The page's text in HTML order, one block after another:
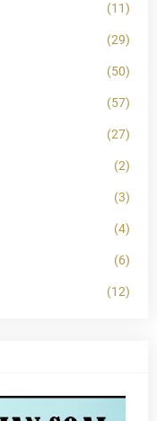
(11)
(29)
(50)
(57)
(27)
(2)
(3)
(4)
(6)
(12)